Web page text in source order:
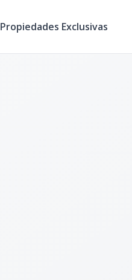
Propiedades Exclusivas